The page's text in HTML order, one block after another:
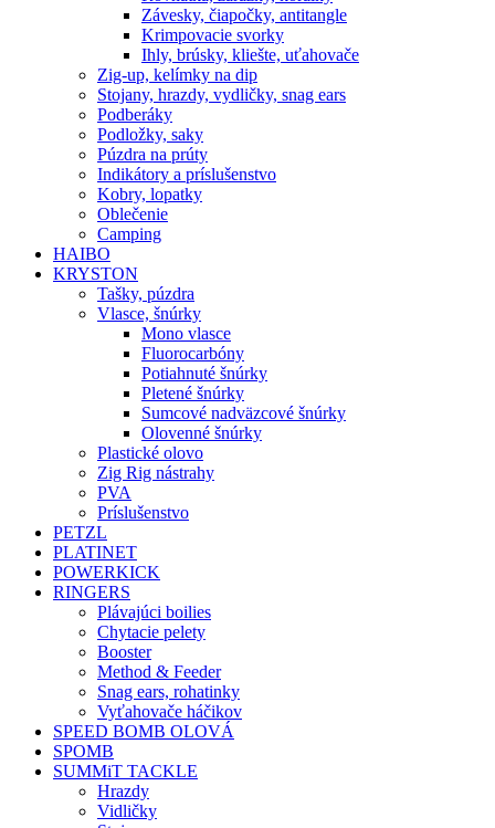
Závesky, čiapočky, antitangle
Krimpovacie svorky
Ihly, brúsky, kliešte, uťahovače
Zig-up, kelímky na dip
Stojany, hrazdy, vydličky, snag ears
Podberáky
Podložky, saky
Púzdra na prúty
Indikátory a príslušenstvo
Kobry, lopatky
Oblečenie
Camping
HAIBO
KRYSTON
Tašky, púzdra
Vlasce, šnúrky
Mono vlasce
Fluorocarbóny
Potiahnuté šnúrky
Pletené šnúrky
Sumcové nadväzcové šnúrky
Olovenné šnúrky
Plastické olovo
Zig Rig nástrahy
PVA
Príslušenstvo
PETZL
PLATINET
POWERKICK
RINGERS
Plávajúci boilies
Chytacie pelety
Booster
Method & Feeder
Snag ears, rohatinky
Vyťahovače háčikov
SPEED BOMB OLOVÁ
SPOMB
SUMMiT TACKLE
Hrazdy
Vidličky